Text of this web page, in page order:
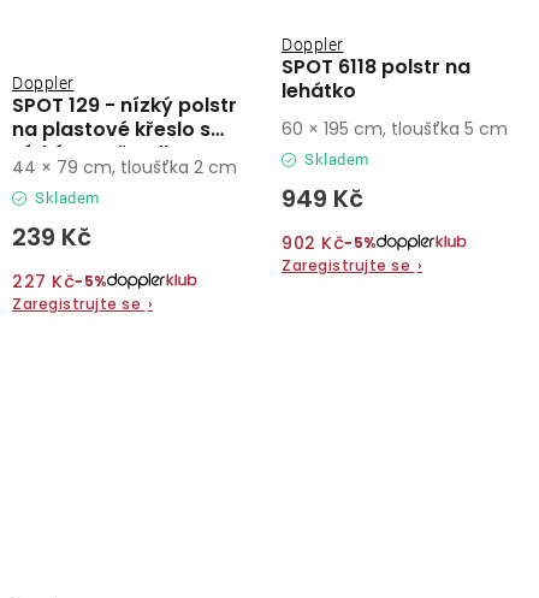
SPOT 129 - nízký polstr
na plastové křeslo s
nízkým opěradlem
Doppler
Skladem
239 Kč
227 Kč−5%
Zaregistrujte se ›
44 × 79 cm, tloušťka 2 cm
SPOT 6118 polstr na
lehátko
Doppler
Skladem
949 Kč
902 Kč−5%
Zaregistrujte se ›
60 × 195 cm, tloušťka 5 cm